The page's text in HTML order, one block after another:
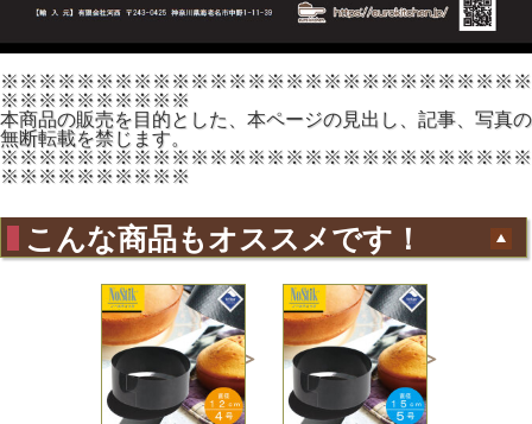
※※※※※※※※※※※※※※※※※※※※※※※※※※※※
※※※※※※※※※※
本商品の販売を目的とした、本ページの見出し、記事、写真の
無断転載を禁じます。
※※※※※※※※※※※※※※※※※※※※※※※※※※※※
※※※※※※※※※※
こんな商品もオススメです！